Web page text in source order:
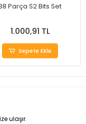
Parça S2 Bits Set
1.000,91 TL
Sepete Ekle
ulaşır.